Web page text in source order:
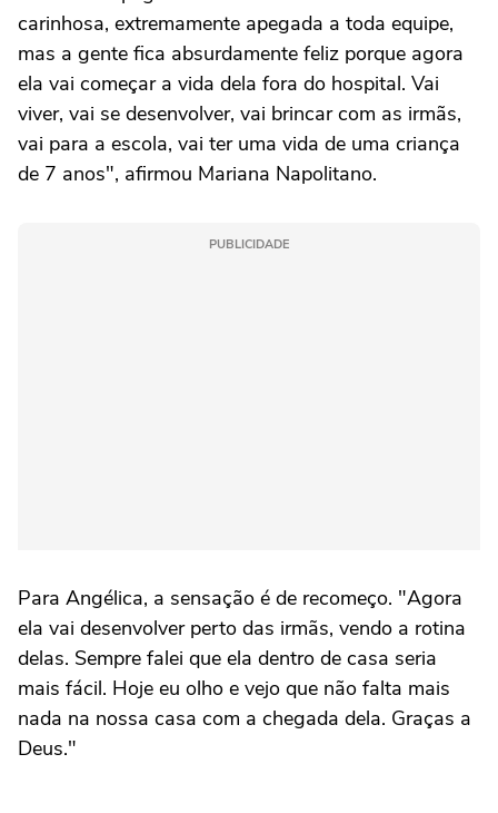
carinhosa, extremamente apegada a toda equipe,
mas a gente fica absurdamente feliz porque agora
ela vai começar a vida dela fora do hospital. Vai
viver, vai se desenvolver, vai brincar com as irmãs,
vai para a escola, vai ter uma vida de uma criança
de 7 anos", afirmou Mariana Napolitano.
PUBLICIDADE
Para Angélica, a sensação é de recomeço. "Agora
ela vai desenvolver perto das irmãs, vendo a rotina
delas. Sempre falei que ela dentro de casa seria
mais fácil. Hoje eu olho e vejo que não falta mais
nada na nossa casa com a chegada dela. Graças a
Deus."